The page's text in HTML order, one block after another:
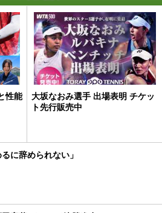
性能
大坂なおみ選手 出場表明 チケッ
ト先行販売中
に辞められない」